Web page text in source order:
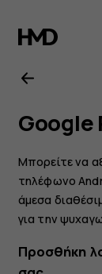
8.1
Google
Μπορείτε να
τηλέφωνο
άμεσα
για την
Προσθήκη